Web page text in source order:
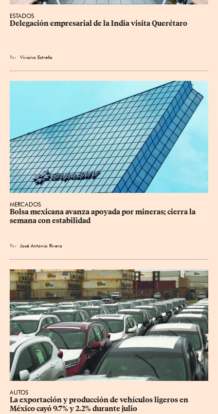
ESTADOS
Delegación empresarial de la India visita Querétaro
Por Viviana Estrella
MERCADOS
Bolsa mexicana avanza apoyada por mineras; cierra la
semana con estabilidad
Por José Antonio Rivera
AUTOS
La exportación y producción de vehículos ligeros en
México cayó 9.7% y 2.2% durante julio